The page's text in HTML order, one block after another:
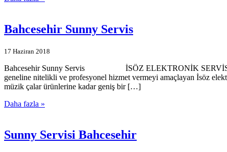
Bahcesehir Sunny Servis
17 Haziran 2018
Bahcesehir Sunny Servis İSÖZ ELEKTRONİK SERVİSİMİZE
geneline nitelikli ve profesyonel hizmet vermeyi amaçlayan İsöz
müzik çalar ürünlerine kadar geniş bir […]
Daha fazla »
Sunny Servisi Bahcesehir